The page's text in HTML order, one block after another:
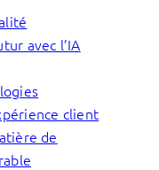
avec l’IA
client
de